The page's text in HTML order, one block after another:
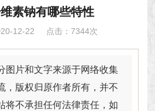
素钠有哪些特性
12-22 点击：7344次
图片和文字来源于网络收集
，版权归原作者所有，并不
将不承担任何法律责任，如